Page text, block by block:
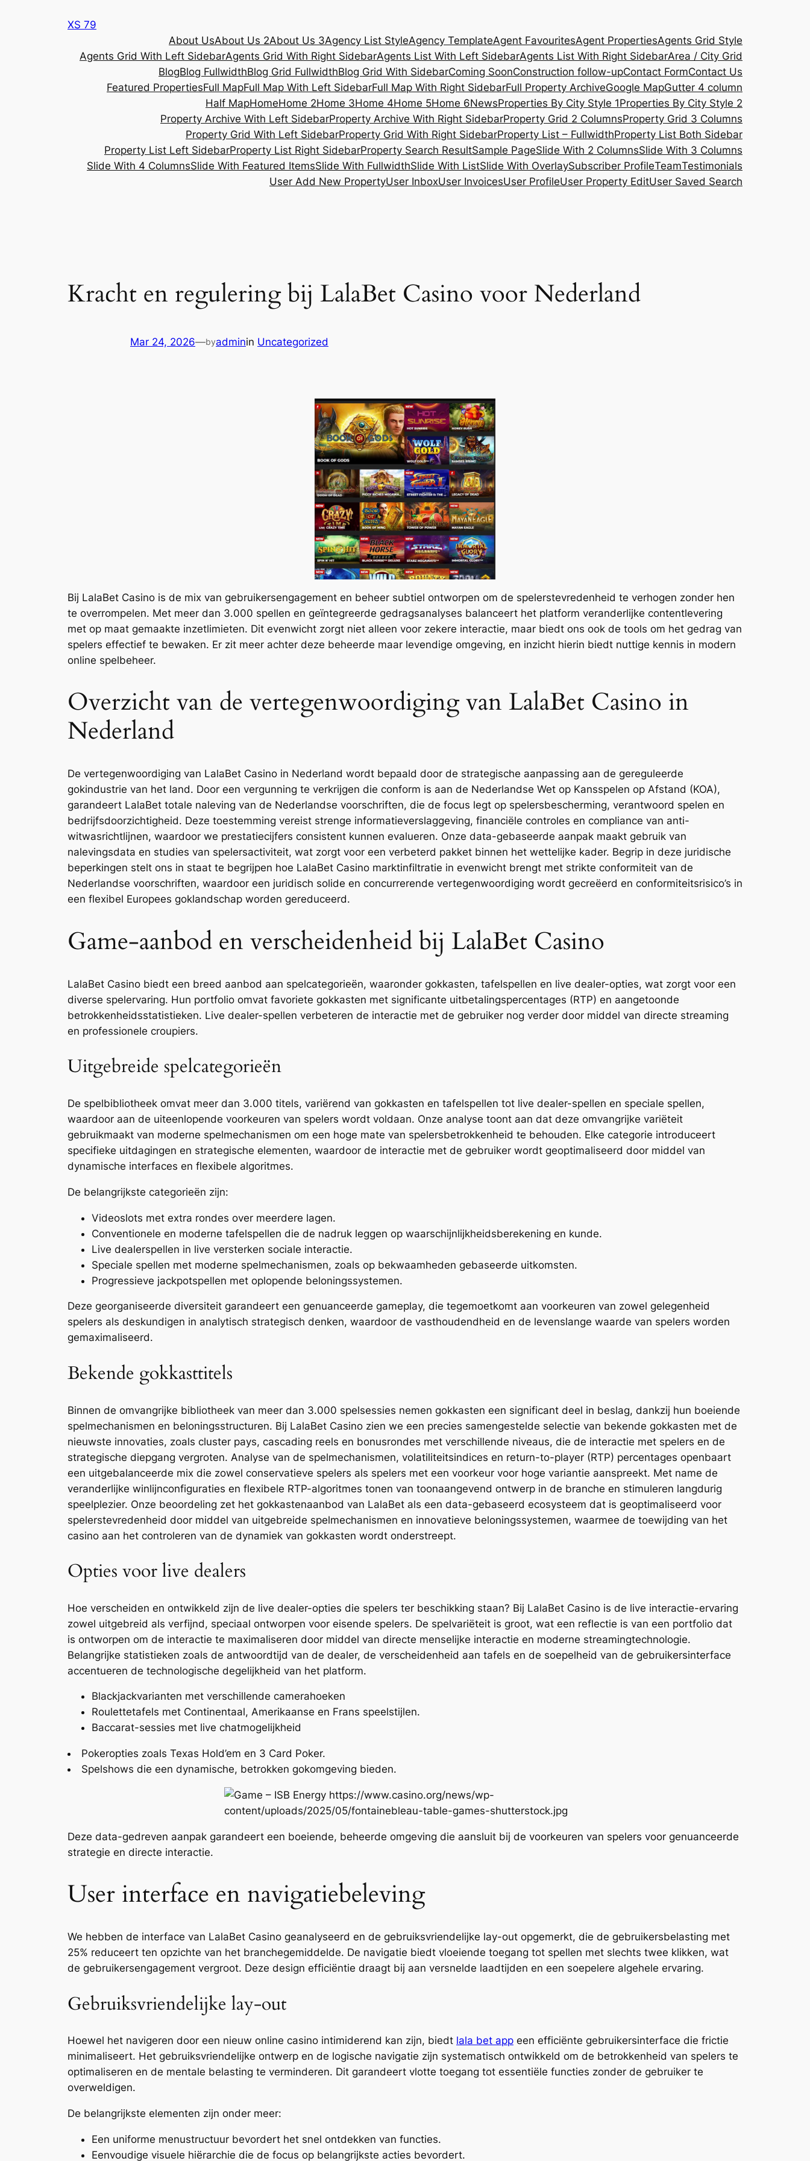
XS 79
About UsAbout Us 2About Us 3Agency List StyleAgency TemplateAgent FavouritesAgent PropertiesAgents Grid Style
Agents Grid With Left SidebarAgents Grid With Right SidebarAgents List With Left SidebarAgents List With Right SidebarArea / City Grid
BlogBlog FullwidthBlog Grid FullwidthBlog Grid With SidebarComing SoonConstruction follow-upContact FormContact Us
Featured PropertiesFull MapFull Map With Left SidebarFull Map With Right SidebarFull Property ArchiveGoogle MapGutter 4 column
Half MapHomeHome 2Home 3Home 4Home 5Home 6NewsProperties By City Style 1Properties By City Style 2
Property Archive With Left SidebarProperty Archive With Right SidebarProperty Grid 2 ColumnsProperty Grid 3 Columns
Property Grid With Left SidebarProperty Grid With Right SidebarProperty List – FullwidthProperty List Both Sidebar
Property List Left SidebarProperty List Right SidebarProperty Search ResultSample PageSlide With 2 ColumnsSlide With 3 Columns
Slide With 4 ColumnsSlide With Featured ItemsSlide With FullwidthSlide With ListSlide With OverlaySubscriber ProfileTeamTestimonials
User Add New PropertyUser InboxUser InvoicesUser ProfileUser Property EditUser Saved Search
Kracht en regulering bij LalaBet Casino voor Nederland
Mar 24, 2026—byadminin Uncategorized
Bij LalaBet Casino is de mix van gebruikersengagement en beheer subtiel ontworpen om de spelerstevredenheid te verhogen zonder hen
te overrompelen. Met meer dan 3.000 spellen en geïntegreerde gedragsanalyses balanceert het platform veranderlijke contentlevering
met op maat gemaakte inzetlimieten. Dit evenwicht zorgt niet alleen voor zekere interactie, maar biedt ons ook de tools om het gedrag van
spelers effectief te bewaken. Er zit meer achter deze beheerde maar levendige omgeving, en inzicht hierin biedt nuttige kennis in modern
online spelbeheer.
Overzicht van de vertegenwoordiging van LalaBet Casino in
Nederland
De vertegenwoordiging van LalaBet Casino in Nederland wordt bepaald door de strategische aanpassing aan de gereguleerde
gokindustrie van het land. Door een vergunning te verkrijgen die conform is aan de Nederlandse Wet op Kansspelen op Afstand (KOA),
garandeert LalaBet totale naleving van de Nederlandse voorschriften, die de focus legt op spelersbescherming, verantwoord spelen en
bedrijfsdoorzichtigheid. Deze toestemming vereist strenge informatieverslaggeving, financiële controles en compliance van anti-
witwasrichtlijnen, waardoor we prestatiecijfers consistent kunnen evalueren. Onze data-gebaseerde aanpak maakt gebruik van
nalevingsdata en studies van spelersactiviteit, wat zorgt voor een verbeterd pakket binnen het wettelijke kader. Begrip in deze juridische
beperkingen stelt ons in staat te begrijpen hoe LalaBet Casino marktinfiltratie in evenwicht brengt met strikte conformiteit van de
Nederlandse voorschriften, waardoor een juridisch solide en concurrerende vertegenwoordiging wordt gecreëerd en conformiteitsrisico’s in
een flexibel Europees goklandschap worden gereduceerd.
Game-aanbod en verscheidenheid bij LalaBet Casino
LalaBet Casino biedt een breed aanbod aan spelcategorieën, waaronder gokkasten, tafelspellen en live dealer-opties, wat zorgt voor een
diverse spelervaring. Hun portfolio omvat favoriete gokkasten met significante uitbetalingspercentages (RTP) en aangetoonde
betrokkenheidsstatistieken. Live dealer-spellen verbeteren de interactie met de gebruiker nog verder door middel van directe streaming
en professionele croupiers.
Uitgebreide spelcategorieën
De spelbibliotheek omvat meer dan 3.000 titels, variërend van gokkasten en tafelspellen tot live dealer-spellen en speciale spellen,
waardoor aan de uiteenlopende voorkeuren van spelers wordt voldaan. Onze analyse toont aan dat deze omvangrijke variëteit
gebruikmaakt van moderne spelmechanismen om een hoge mate van spelersbetrokkenheid te behouden. Elke categorie introduceert
specifieke uitdagingen en strategische elementen, waardoor de interactie met de gebruiker wordt geoptimaliseerd door middel van
dynamische interfaces en flexibele algoritmes.
De belangrijkste categorieën zijn:
Videoslots met extra rondes over meerdere lagen.
Conventionele en moderne tafelspellen die de nadruk leggen op waarschijnlijkheidsberekening en kunde.
Live dealerspellen in live versterken sociale interactie.
Speciale spellen met moderne spelmechanismen, zoals op bekwaamheden gebaseerde uitkomsten.
Progressieve jackpotspellen met oplopende beloningssystemen.
Deze georganiseerde diversiteit garandeert een genuanceerde gameplay, die tegemoetkomt aan voorkeuren van zowel gelegenheid
spelers als deskundigen in analytisch strategisch denken, waardoor de vasthoudendheid en de levenslange waarde van spelers worden
gemaximaliseerd.
Bekende gokkasttitels
Binnen de omvangrijke bibliotheek van meer dan 3.000 spelsessies nemen gokkasten een significant deel in beslag, dankzij hun boeiende
spelmechanismen en beloningsstructuren. Bij LalaBet Casino zien we een precies samengestelde selectie van bekende gokkasten met de
nieuwste innovaties, zoals cluster pays, cascading reels en bonusrondes met verschillende niveaus, die de interactie met spelers en de
strategische diepgang vergroten. Analyse van de spelmechanismen, volatiliteitsindices en return-to-player (RTP) percentages openbaart
een uitgebalanceerde mix die zowel conservatieve spelers als spelers met een voorkeur voor hoge variantie aanspreekt. Met name de
veranderlijke winlijnconfiguraties en flexibele RTP-algoritmes tonen van toonaangevend ontwerp in de branche en stimuleren langdurig
speelplezier. Onze beoordeling zet het gokkastenaanbod van LalaBet als een data-gebaseerd ecosysteem dat is geoptimaliseerd voor
spelerstevredenheid door middel van uitgebreide spelmechanismen en innovatieve beloningssystemen, waarmee de toewijding van het
casino aan het controleren van de dynamiek van gokkasten wordt onderstreept.
Opties voor live dealers
Hoe verscheiden en ontwikkeld zijn de live dealer-opties die spelers ter beschikking staan? Bij LalaBet Casino is de live interactie-ervaring
zowel uitgebreid als verfijnd, speciaal ontworpen voor eisende spelers. De spelvariëteit is groot, wat een reflectie is van een portfolio dat
is ontworpen om de interactie te maximaliseren door middel van directe menselijke interactie en moderne streamingtechnologie.
Belangrijke statistieken zoals de antwoordtijd van de dealer, de verscheidenheid aan tafels en de soepelheid van de gebruikersinterface
accentueren de technologische degelijkheid van het platform.
Blackjackvarianten met verschillende camerahoeken
Roulettetafels met Continentaal, Amerikaanse en Frans speelstijlen.
Baccarat-sessies met live chatmogelijkheid
Pokeropties zoals Texas Hold’em en 3 Card Poker.
Spelshows die een dynamische, betrokken gokomgeving bieden.
Deze data-gedreven aanpak garandeert een boeiende, beheerde omgeving die aansluit bij de voorkeuren van spelers voor genuanceerde
strategie en directe interactie.
User interface en navigatiebeleving
We hebben de interface van LalaBet Casino geanalyseerd en de gebruiksvriendelijke lay-out opgemerkt, die de gebruikersbelasting met
25% reduceert ten opzichte van het branchegemiddelde. De navigatie biedt vloeiende toegang tot spellen met slechts twee klikken, wat
de gebruikersengagement vergroot. Deze design efficiëntie draagt bij aan versnelde laadtijden en een soepelere algehele ervaring.
Gebruiksvriendelijke lay-out
Hoewel het navigeren door een nieuw online casino intimiderend kan zijn, biedt lala bet app een efficiënte gebruikersinterface die frictie
minimaliseert. Het gebruiksvriendelijke ontwerp en de logische navigatie zijn systematisch ontwikkeld om de betrokkenheid van spelers te
optimaliseren en de mentale belasting te verminderen. Dit garandeert vlotte toegang tot essentiële functies zonder de gebruiker te
overweldigen.
De belangrijkste elementen zijn onder meer:
Een uniforme menustructuur bevordert het snel ontdekken van functies.
Eenvoudige visuele hiërarchie die de focus op belangrijkste acties bevordert.